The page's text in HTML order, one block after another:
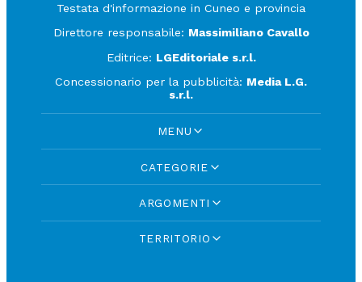
Testata d'informazione in Cuneo e provincia
Direttore responsabile: Massimiliano Cavallo
Editrice: LGEditoriale s.r.l.
Concessionario per la pubblicità: Media L.G.
s.r.l.
MENU
CATEGORIE
ARGOMENTI
TERRITORIO